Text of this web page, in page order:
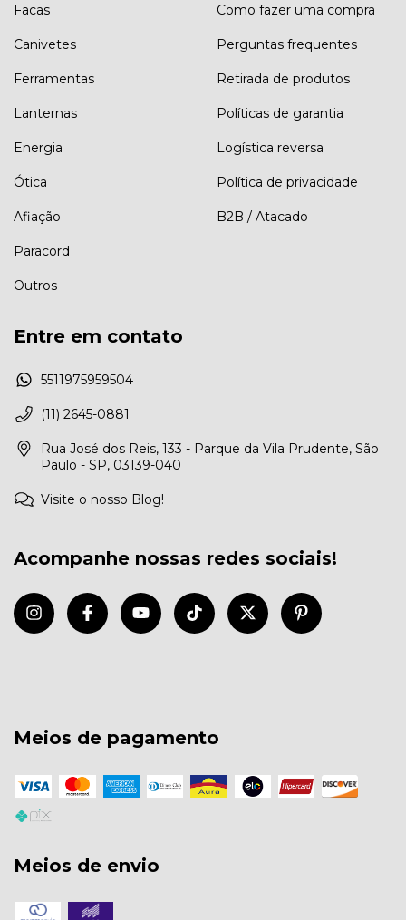
Facas
Canivetes
Ferramentas
Lanternas
Energia
Ótica
Afiação
Paracord
Outros
Como fazer uma compra
Perguntas frequentes
Retirada de produtos
Políticas de garantia
Logística reversa
Política de privacidade
B2B / Atacado
Entre em contato
5511975959504
(11) 2645-0881
Rua José dos Reis, 133 - Parque da Vila Prudente, São
Paulo - SP, 03139-040
Visite o nosso Blog!
Acompanhe nossas redes sociais!
Meios de pagamento
Meios de envio